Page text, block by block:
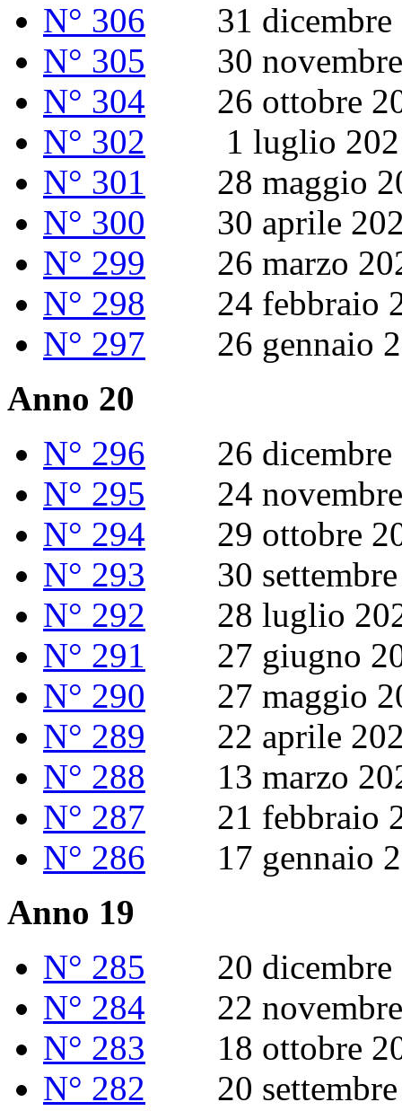
N° 306 31 dicembre
N° 305 30 novembre
N° 304 26 ottobre
N° 302 1 luglio
N° 301 28 maggio
N° 300 30 aprile
N° 299 26 marzo
N° 298 24 febbraio
N° 297 26 gennaio
Anno 20
N° 296 26 dicembre
N° 295 24 novembre
N° 294 29 ottobre
N° 293 30 settembre
N° 292 28 luglio
N° 291 27 giugno
N° 290 27 maggio
N° 289 22 aprile
N° 288 13 marzo
N° 287 21 febbraio
N° 286 17 gennaio
Anno 19
N° 285 20 dicembre
N° 284 22 novembre
N° 283 18 ottobre
N° 282 20 settembre